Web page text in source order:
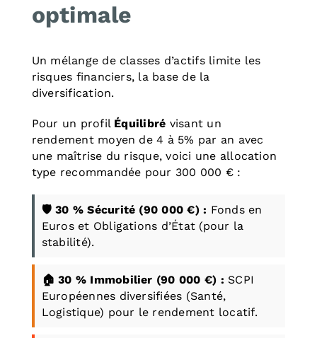
optimale
Un mélange de classes d’actifs limite les
risques financiers, la base de la
diversification.
Pour un profil Équilibré visant un
rendement moyen de 4 à 5% par an avec
une maîtrise du risque, voici une allocation
type recommandée pour 300 000 € :
🛡️ 30 % Sécurité (90 000 €) : Fonds en
Euros et Obligations d’État (pour la
stabilité).
🏠 30 % Immobilier (90 000 €) : SCPI
Européennes diversifiées (Santé,
Logistique) pour le rendement locatif.